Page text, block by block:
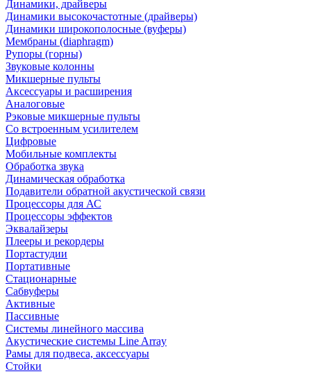
Динамики, драйверы
Динамики высокочастотные (драйверы)
Динамики широкополосные (вуферы)
Мембраны (diaphragm)
Рупоры (горны)
Звуковые колонны
Микшерные пульты
Аксессуары и расширения
Аналоговые
Рэковые микшерные пульты
Со встроенным усилителем
Цифровые
Мобильные комплекты
Обработка звука
Динамическая обработка
Подавители обратной акустической связи
Процессоры для АС
Процессоры эффектов
Эквалайзеры
Плееры и рекордеры
Портастудии
Портативные
Стационарные
Сабвуферы
Активные
Пассивные
Системы линейного массива
Акустические системы Line Array
Рамы для подвеса, аксессуары
Стойки